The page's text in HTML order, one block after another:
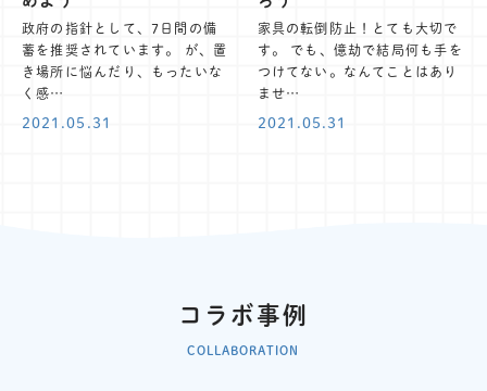
政府の指針として、7日間の備
蓄を推奨されています。 が、置
き場所に悩んだり、もったいな
く感…
2021.05.31
家具の転倒防止！とても大切で
す。 でも、億劫で結局何も手を
つけてない。なんてことはあり
ませ…
2021.05.31
コラボ事例
COLLABORATION